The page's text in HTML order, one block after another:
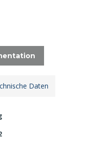
Daten